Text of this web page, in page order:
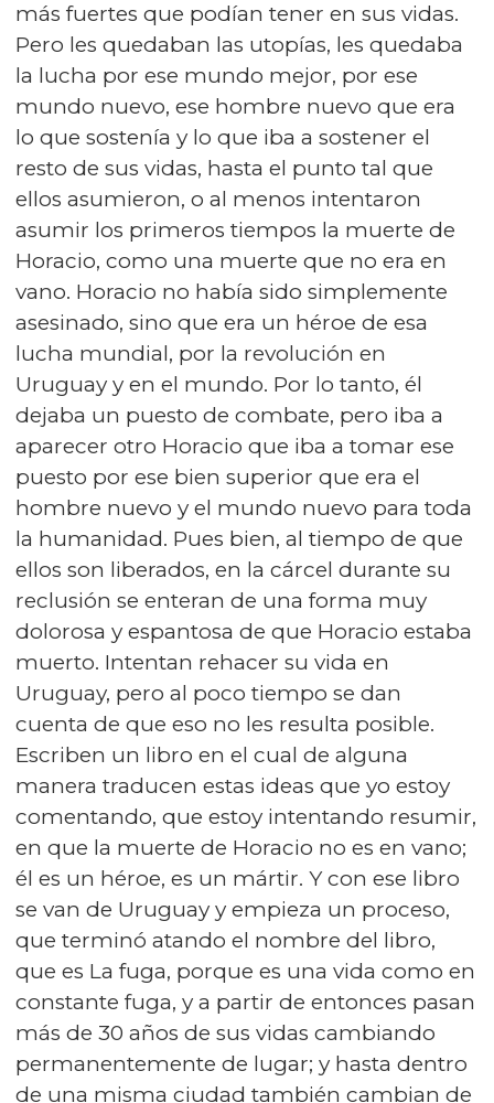
más fuertes que podían tener en sus vidas.
Pero les quedaban las utopías, les quedaba
la lucha por ese mundo mejor, por ese
mundo nuevo, ese hombre nuevo que era
lo que sostenía y lo que iba a sostener el
resto de sus vidas, hasta el punto tal que
ellos asumieron, o al menos intentaron
asumir los primeros tiempos la muerte de
Horacio, como una muerte que no era en
vano. Horacio no había sido simplemente
asesinado, sino que era un héroe de esa
lucha mundial, por la revolución en
Uruguay y en el mundo. Por lo tanto, él
dejaba un puesto de combate, pero iba a
aparecer otro Horacio que iba a tomar ese
puesto por ese bien superior que era el
hombre nuevo y el mundo nuevo para toda
la humanidad. Pues bien, al tiempo de que
ellos son liberados, en la cárcel durante su
reclusión se enteran de una forma muy
dolorosa y espantosa de que Horacio estaba
muerto. Intentan rehacer su vida en
Uruguay, pero al poco tiempo se dan
cuenta de que eso no les resulta posible.
Escriben un libro en el cual de alguna
manera traducen estas ideas que yo estoy
comentando, que estoy intentando resumir,
en que la muerte de Horacio no es en vano;
él es un héroe, es un mártir. Y con ese libro
se van de Uruguay y empieza un proceso,
que terminó atando el nombre del libro,
que es La fuga, porque es una vida como en
constante fuga, y a partir de entonces pasan
más de 30 años de sus vidas cambiando
permanentemente de lugar; y hasta dentro
de una misma ciudad también cambian de